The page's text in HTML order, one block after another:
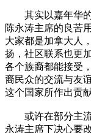
其实以嘉年华的
陈永涛主席的良苦
大家都是加拿大人
扬，社区联系也更
各个族裔都能接受
裔民众的交流与友
这个国家所作出贡
或许在部分主流
永涛主席下决心要